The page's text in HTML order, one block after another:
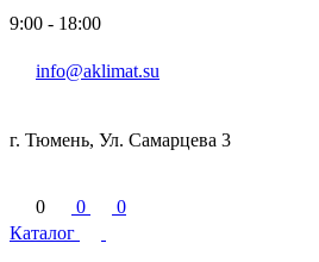
9:00 - 18:00
info@aklimat.su
г. Тюмень, Ул. Самарцева 3
0 0
0
Каталог